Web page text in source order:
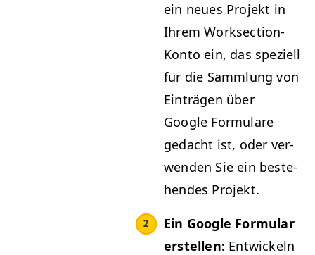
ein neues Pro­jekt in
Ihrem Work­sec­tion-
Kon­to ein, das speziell
für die Samm­lung von
Ein­trä­gen über
Google For­mu­la­re
gedacht ist, oder ver­
wen­den Sie ein beste­
hen­des Projekt.
Ein Google For­mu­lar
erstellen: Entwick­eln